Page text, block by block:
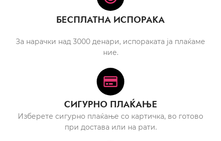
БЕСПЛАТНА ИСПОРАКА
За нарачки над 3000 денари, испораката ја плаќаме
ние.
СИГУРНО ПЛАЌАЊЕ
Изберете сигурно плаќање со картичка, во готово
при достава или на рати.